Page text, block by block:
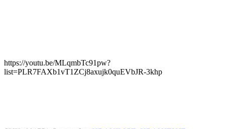
https://youtu.be/MLqmbTc91pw?
list=PLR7FAXb1vT1ZCj8axujk0quEVbJR-3khp